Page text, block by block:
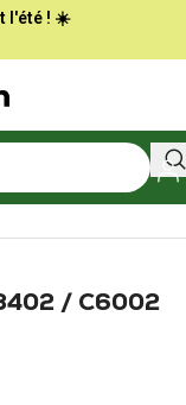
l'été ! ☀️
/ C6002